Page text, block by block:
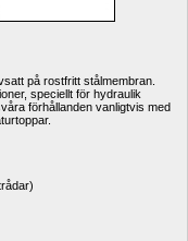
på rostfritt stålmembran.
speciellt för hydraulik
förhållanden vanligtvis med